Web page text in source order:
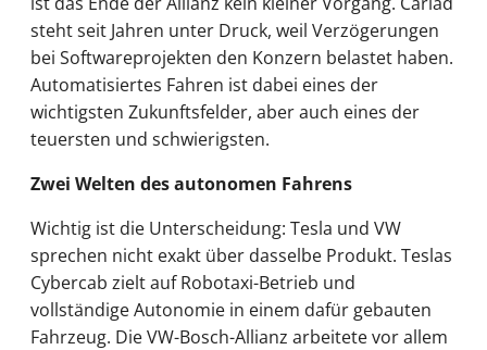
steht seit Jahren unter Druck, weil Verzögerungen
bei Softwareprojekten den Konzern belastet haben.
Automatisiertes Fahren ist dabei eines der
wichtigsten Zukunftsfelder, aber auch eines der
teuersten und schwierigsten.
Zwei Welten des autonomen Fahrens
Wichtig ist die Unterscheidung: Tesla und VW
sprechen nicht exakt über dasselbe Produkt. Teslas
Cybercab zielt auf Robotaxi-Betrieb und
vollständige Autonomie in einem dafür gebauten
Fahrzeug. Die VW-Bosch-Allianz arbeitete vor allem